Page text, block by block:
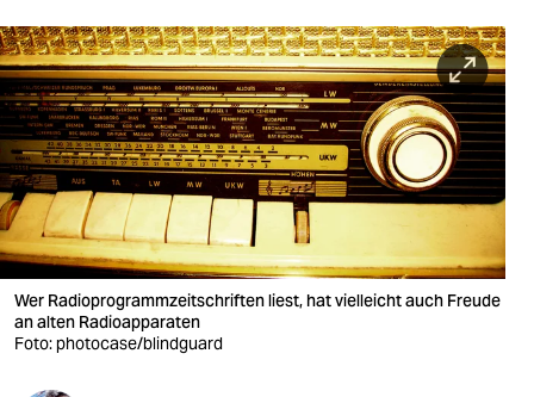
sport
berlin
nord
wahrheit
verlag
verlag
Wer Radioprogrammzeitschriften liest, hat vielleicht auch Freude
an alten Radioapparaten
Foto: photocase/blindguard